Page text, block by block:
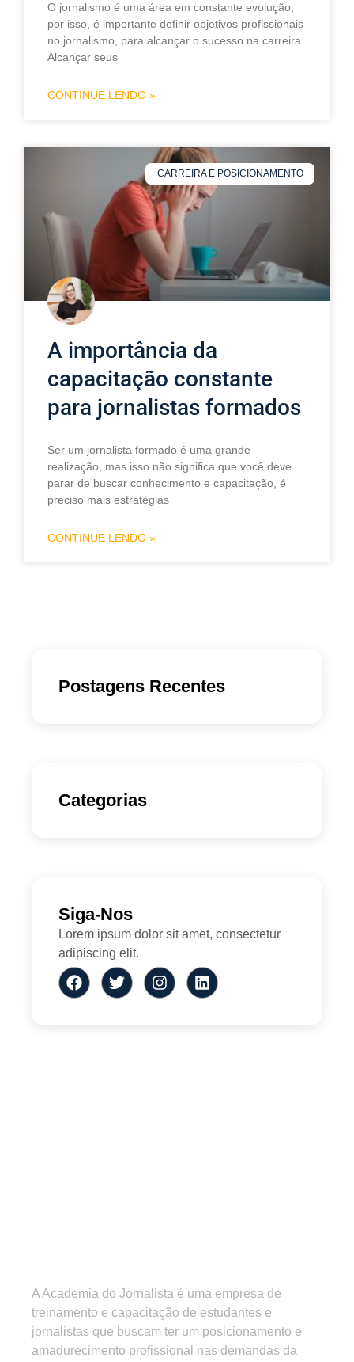
O jornalismo é uma área em constante evolução,
por isso, é importante definir objetivos profissionais
no jornalismo, para alcançar o sucesso na carreira.
Alcançar seus
CONTINUE LENDO »
CARREIRA E POSICIONAMENTO
A importância da
capacitação constante
para jornalistas formados
Ser um jornalista formado é uma grande
realização, mas isso não significa que você deve
parar de buscar conhecimento e capacitação, é
preciso mais estratégias
CONTINUE LENDO »
Postagens Recentes
Categorias
Siga-Nos
Lorem ipsum dolor sit amet, consectetur
adipiscing elit.
A Academia do Jornalista é uma empresa de
treinamento e capacitação de estudantes e
jornalistas que buscam ter um posicionamento e
amadurecimento profissional nas demandas da